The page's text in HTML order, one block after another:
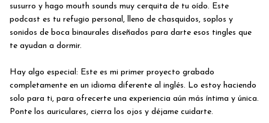
susurro y hago mouth sounds muy cerquita de tu oído. Este
podcast es tu refugio personal, lleno de chasquidos, soplos y
sonidos de boca binaurales diseñados para darte esos tingles que
te ayudan a dormir.
Hay algo especial: Este es mi primer proyecto grabado
completamente en un idioma diferente al inglés. Lo estoy haciendo
solo para ti, para ofrecerte una experiencia aún más íntima y única.
Ponte los auriculares, cierra los ojos y déjame cuidarte.